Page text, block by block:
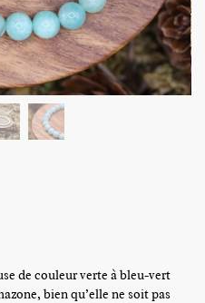
de couleur verte à bleu-vert
bien qu’elle ne soit pas